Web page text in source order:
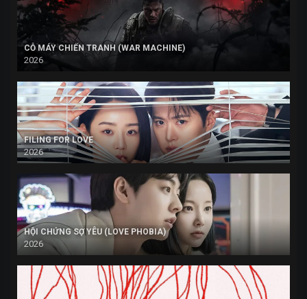
CỖ MÁY CHIẾN TRANH (WAR MACHINE)
2026
FILING FOR LOVE
2026
HỘI CHỨNG SỢ YÊU (LOVE PHOBIA)
2026